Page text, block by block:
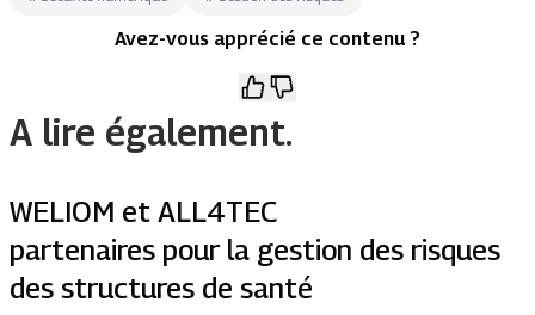
Avez-vous apprécié ce contenu ?
A lire également.
WELIOM et ALL4TEC
partenaires pour la gestion des risques
des structures de santé